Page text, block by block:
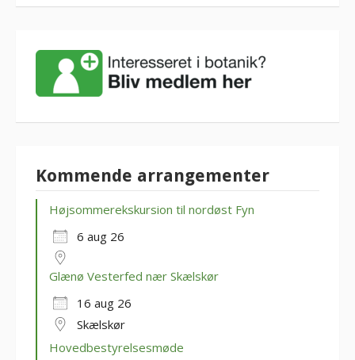
Kommende arrangementer
Højsommerekskursion til nordøst Fyn
6 aug 26
Glænø Vesterfed nær Skælskør
16 aug 26
Skælskør
Hovedbestyrelsesmøde